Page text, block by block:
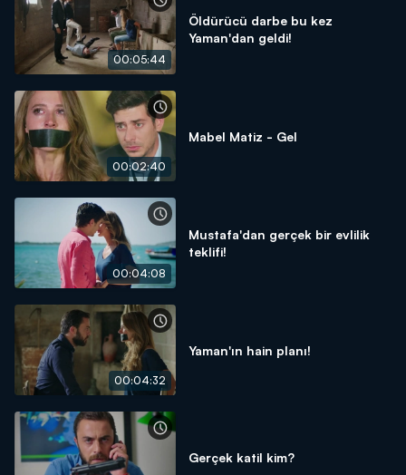
00:05:44
Öldürücü darbe bu kez
Yaman'dan geldi!
00:02:40
Mabel Matiz - Gel
00:04:08
Mustafa'dan gerçek bir evlilik
teklifi!
00:04:32
Yaman'ın hain planı!
Gerçek katil kim?